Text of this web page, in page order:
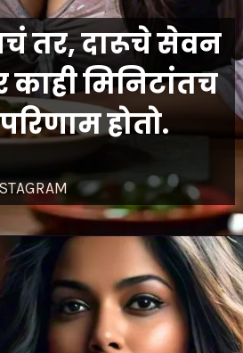
तर, दारूचे सेवन
मिनिटांतच
होतो.